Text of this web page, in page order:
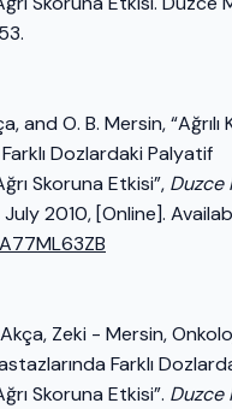
and O. B. Mersin, “Ağrılı
Dozlardaki Palyatif
Skoruna Etkisi”, Duzce
2010, [Online].
Zeki - Mersin,
Farklı
Skoruna Etkisi”. Duzce